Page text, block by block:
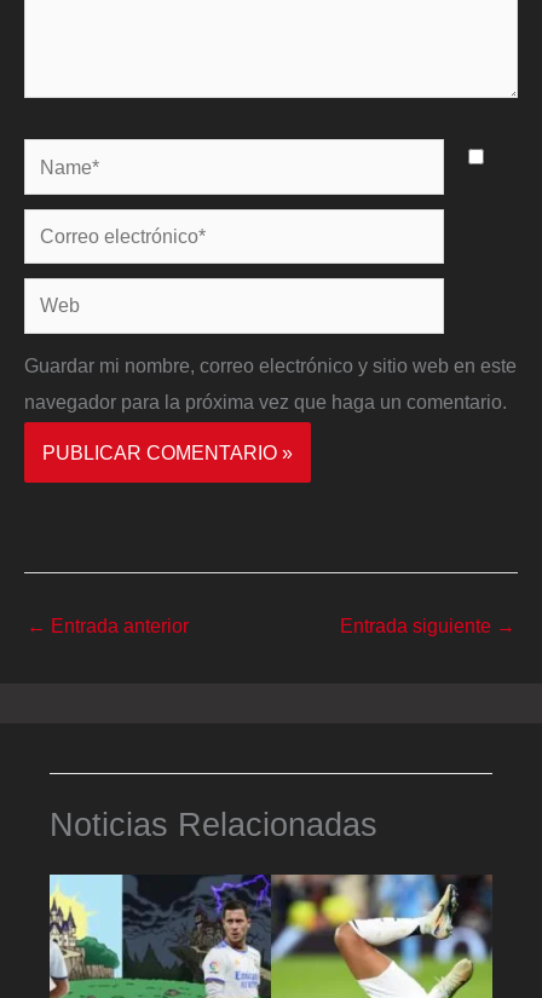
Name*
Correo
electrónico*
Web
Guardar mi nombre, correo electrónico y sitio web en este
navegador para la próxima vez que haga un comentario.
← Entrada anterior Entrada siguiente →
Noticias Relacionadas